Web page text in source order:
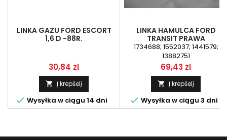
LINKA GAZU FORD ESCORT
1,6 D -88R.
Kaina
30,84 zl
 Į krepšelį
 Wysyłka w ciągu 14 dni
LINKA HAMULCA FORD
TRANSIT PRAWA
KRÓTKA(04/2006-
08/2011)1734688 (Z
POJEDYNCZYMI KOŁAMI
TYLNYMI)
1734688; 1552037; 1441579;
13882751
Kaina
69,43 zl
 Į krepšelį
 Wysyłka w ciągu 3 dni